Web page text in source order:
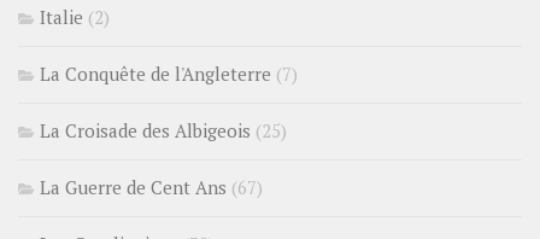
Italie (2)
La Conquête de l'Angleterre (7)
La Croisade des Albigeois (25)
La Guerre de Cent Ans (67)